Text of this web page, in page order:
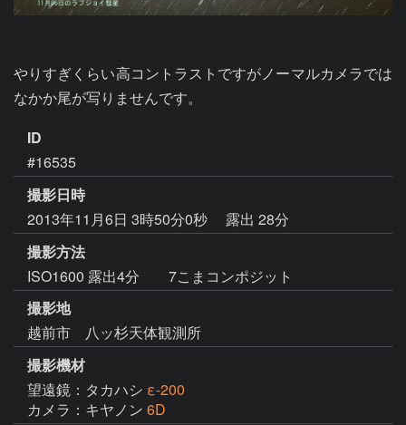
やりすぎくらい高コントラストですがノーマルカメラでは
なかか尾が写りませんです。
ID
#16535
撮影日時
2013年11月6日 3時50分0秒
露出 28分
撮影方法
ISO1600 露出4分 7こまコンポジット
撮影地
越前市 八ッ杉天体観測所
撮影機材
望遠鏡：タカハシ ε-200
カメラ：キヤノン 6D